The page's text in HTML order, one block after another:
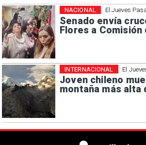
El Jueves
Senado envía
Flores a Comisión
NACIONAL
El
Joven chileno
montaña más alta
INTERNACIONAL